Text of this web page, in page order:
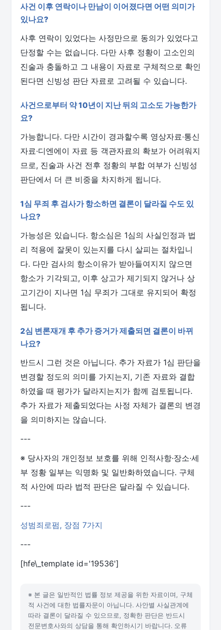
사건 이후 연락이나 만남이 이어졌다면 어떤 의미가
있나요?
사후 연락이 있었다는 사정만으로 동의가 있었다고
단정할 수는 없습니다. 다만 사후 정황이 고소인의
진술과 충돌하고 그 내용이 자료로 구체적으로 확인
된다면 신빙성 판단 자료로 고려될 수 있습니다.
사건으로부터 약 10년이 지난 뒤의 고소도 가능한가
요?
가능합니다. 다만 시간이 경과할수록 영상자료·통신
자료·디엔에이 자료 등 객관자료의 확보가 어려워지
므로, 진술과 사건 전후 정황의 부합 여부가 신빙성
판단에서 더 큰 비중을 차지하게 됩니다.
1심 무죄 후 검사가 항소하면 결론이 달라질 수도 있
나요?
가능성은 있습니다. 항소심은 1심의 사실인정과 법
리 적용에 잘못이 있는지를 다시 살피는 절차입니
다. 다만 검사의 항소이유가 받아들여지지 않으면
항소가 기각되고, 이후 상고가 제기되지 않거나 상
고기간이 지나면 1심 무죄가 그대로 유지되어 확정
됩니다.
2심 변론재개 후 추가 증거가 제출되면 결론이 바뀌
나요?
반드시 그런 것은 아닙니다. 추가 자료가 1심 판단을
변경할 정도의 의미를 가지는지, 기존 자료와 결합
하였을 때 평가가 달라지는지가 함께 검토됩니다.
추가 자료가 제출되었다는 사정 자체가 결론의 변경
을 의미하지는 않습니다.
---
※ 당사자의 개인정보 보호를 위해 인적사항·장소·세
부 정황 일부는 익명화 및 일반화하였습니다. 구체
적 사안에 따라 법적 판단은 달라질 수 있습니다.
---
성범죄로펌, 장점 7가지
---
[hfe\_template id='19536']
※ 본 글은 일반적인 법률 정보 제공을 위한 자료이며, 구체
적 사건에 대한 법률자문이 아닙니다. 사안별 사실관계에
따라 결론이 달라질 수 있으므로, 정확한 판단은 반드시
전문변호사와의 상담을 통해 확인하시기 바랍니다. 오류